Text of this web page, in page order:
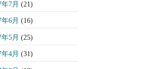
年7月 (21)
年6月 (16)
年5月 (25)
年4月 (31)